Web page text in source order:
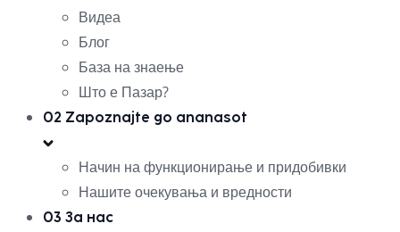
Видеа
Блог
База на знаење
Што е Пазар?
02 Zapoznajte go ananasot
Начин на функционирање и придобивки
Нашите очекувања и вредности
03 За нас